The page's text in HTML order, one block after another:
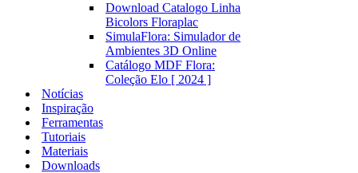
Download Catalogo Linha
Bicolors Floraplac
SimulaFlora: Simulador de
Ambientes 3D Online
Catálogo MDF Flora:
Coleção Elo [ 2024 ]
Notícias
Inspiração
Ferramentas
Tutoriais
Materiais
Downloads